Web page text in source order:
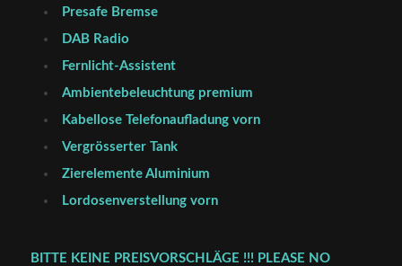
Presafe Bremse
DAB Radio
Fernlicht-Assistent
Ambientebeleuchtung premium
Kabellose Telefonaufladung vorn
Vergrösserter Tank
Zierelemente Aluminium
Lordosenverstellung vorn
BITTE KEINE PREISVORSCHLÄGE !!! PLEASE NO